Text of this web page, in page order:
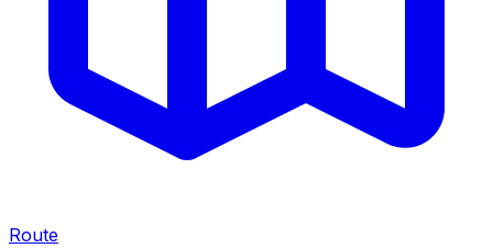
Route